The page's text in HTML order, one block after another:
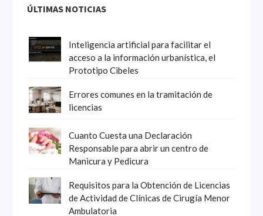
ÚLTIMAS NOTICIAS
Inteligencia artificial para facilitar el
acceso a la información urbanística, el
Prototipo Cibeles
Errores comunes en la tramitación de
licencias
Cuanto Cuesta una Declaración
Responsable para abrir un centro de
Manicura y Pedicura
Requisitos para la Obtención de Licencias
de Actividad de Clínicas de Cirugía Menor
Ambulatoria